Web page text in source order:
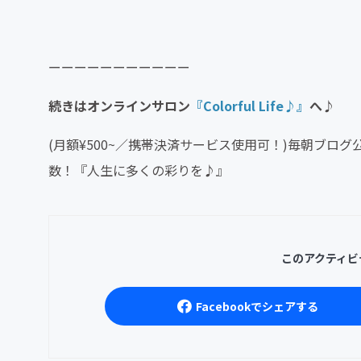
ーーーーーーーーーーー
続きはオンラインサロン 『Colorful Life♪』 へ♪
(月額¥500~／携帯決済サービス使用可！)毎朝ブロ
数！『人生に多くの彩りを♪』
このアクティ
Facebookでシェアする